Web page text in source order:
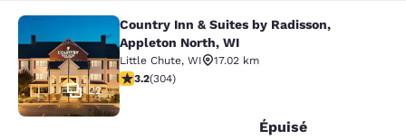
Country Inn & Suites by Radisson,
22
Country Inn & Suites by Radisson,
Appleton North, WI
Little Chute, WI
17.02 km
3.24 étoiles. Bien. 304 commentaires
3.2(304)
Épuisé